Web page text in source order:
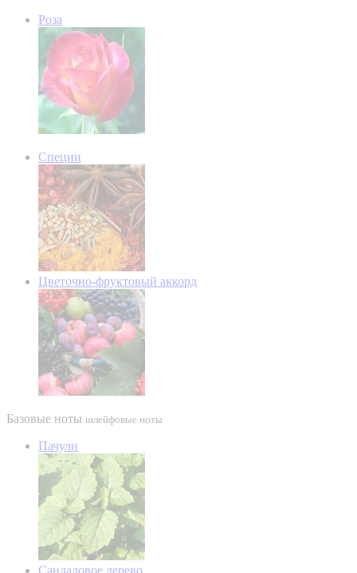
Роза
Специи
Цветочно-фруктовый аккорд
Базовые ноты шлейфовые ноты
Пачули
Сандаловое дерево